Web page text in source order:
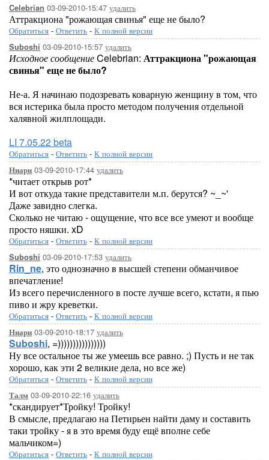
Celebrian 03-09-2010-15:47 удалить
Аттракциона "рожающая свинья" еще не было?
Обратиться - Ответить - К полной версии
Suboshi 03-09-2010-15:57 удалить
Исходное сообщениеCelebrian: Аттракциона "рожающая
свинья" еще не было?
Не-а. Я начинаю подозревать коварную женщину в том, что
вся истерика была просто методом получения отдельной
халявной жилплощади.
LI 7.05.22 beta
Обратиться - Ответить - К полной версии
Ниари 03-09-2010-17:44 удалить
*читает открыв рот*
И вот откуда такие представители м.п. берутся? ~_~'
Даже завидно слегка.
Сколько не читаю - ощущение, что все все умеют и вообще
просто няшки. xD
Обратиться - Ответить - К полной версии
Suboshi 03-09-2010-17:53 удалить
Rin_ne, это однозначно в высшей степени обманчивое
впечатление!
Из всего перечисленного в посте лучше всего, кстати, я пью
пиво и жру креветки.
Обратиться - Ответить - К полной версии
Ниари 03-09-2010-18:17 удалить
Suboshi, =))))))))))))))))
Ну все остальное ты же умеешь все равно. ;) Пусть и не так
хорошо, как эти 2 великие дела, но все же)
Обратиться - Ответить - К полной версии
Талм 03-09-2010-22:16 удалить
*скандирует*Тройку! Тройку!
В смысле, предлагаю на Петирьен найти даму и составить
таки тройку - я в это время буду ещё вполне себе
мальчиком=)
Обратиться - Ответить - К полной версии